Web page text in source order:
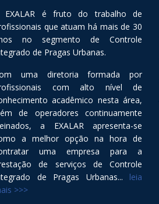
EXALAR é fruto do trabalho de
que atuam há mais de 30
no segmento de Controle
de Pragas Urbanas.
uma diretoria formada por
com alto nível de
acadêmico nesta área,
de operadores continuamente
a EXALAR apresenta-se
a melhor opção na hora de
uma empresa para a
de serviços de Controle
de Pragas Urbanas... leia
>>>